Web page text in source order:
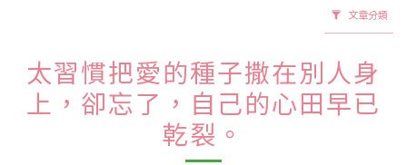
文章分類
太習慣把愛的種子撒在別人身
上，卻忘了，自己的心田早已
乾裂。